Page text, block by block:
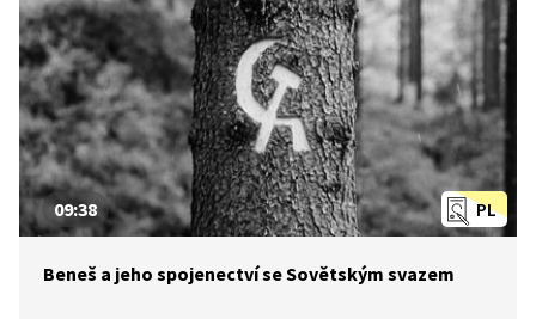
PL
09:38
Beneš a jeho spojenectví se Sovětským svazem